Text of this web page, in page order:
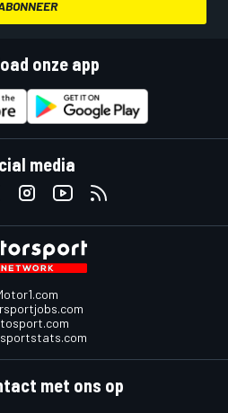
onze app
media
met ons op